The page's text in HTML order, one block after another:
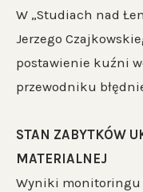
W „Studiach nad
Jerzego
postawienie kuźni
przewodniku
STAN ZABYTKÓW
MATERIALNEJ
Wyniki monitoringu